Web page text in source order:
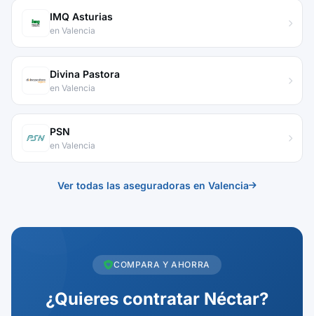
IMQ Asturias
en Valencia
Divina Pastora
en Valencia
PSN
en Valencia
Ver todas las aseguradoras en Valencia
COMPARA Y AHORRA
¿Quieres contratar Néctar?